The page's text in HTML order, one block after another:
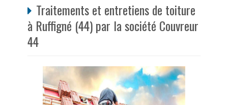
Traitements et entretiens de toiture
à Ruffigné (44) par la société Couvreur
44